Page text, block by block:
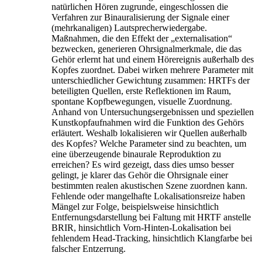
natürlichen Hören zugrunde, eingeschlossen die
Verfahren zur Binauralisierung der Signale einer
(mehrkanaligen) Lautsprecherwiedergabe.
Maßnahmen, die den Effekt der „externalisation“
bezwecken, generieren Ohrsignalmerkmale, die das
Gehör erlernt hat und einem Hörereignis außerhalb des
Kopfes zuordnet. Dabei wirken mehrere Parameter mit
unterschiedlicher Gewichtung zusammen: HRTFs der
beteiligten Quellen, erste Reflektionen im Raum,
spontane Kopfbewegungen, visuelle Zuordnung.
Anhand von Untersuchungsergebnissen und speziellen
Kunstkopfaufnahmen wird die Funktion des Gehörs
erläutert. Weshalb lokalisieren wir Quellen außerhalb
des Kopfes? Welche Parameter sind zu beachten, um
eine überzeugende binaurale Reproduktion zu
erreichen? Es wird gezeigt, dass dies umso besser
gelingt, je klarer das Gehör die Ohrsignale einer
bestimmten realen akustischen Szene zuordnen kann.
Fehlende oder mangelhafte Lokalisationsreize haben
Mängel zur Folge, beispielsweise hinsichtlich
Entfernungsdarstellung bei Faltung mit HRTF anstelle
BRIR, hinsichtlich Vorn-Hinten-Lokalisation bei
fehlendem Head-Tracking, hinsichtlich Klangfarbe bei
falscher Entzerrung.